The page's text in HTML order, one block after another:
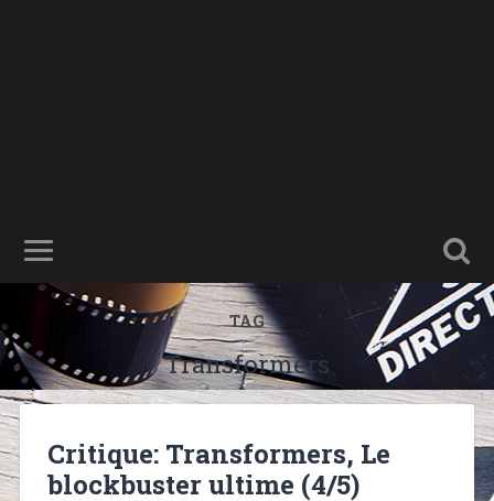
TAG
Transformers
Critique: Transformers, Le
blockbuster ultime (4/5)